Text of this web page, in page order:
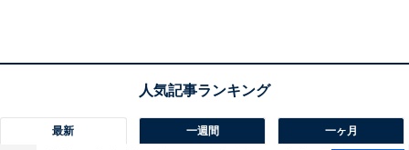
200円・以後1時間100円）
あわせて読みたい
最新 一週間 一ヶ月